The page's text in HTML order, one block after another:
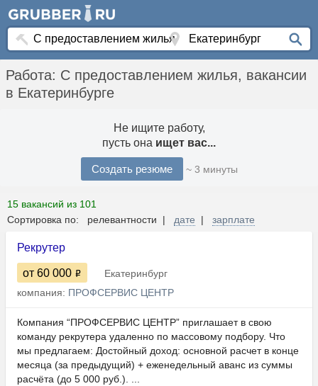
Работа: С предоставлением жилья, вакансии
в Екатеринбурге
Не ищите работу,
пусть она ищет вас...
Создать резюме ~ 3 минуты
15 вакансий из 101
Сортировка по: релевантности | дате | зарплате
Рекрутер
от 60 000
Екатеринбург
компания: ПРОФСЕРВИС ЦЕНТР
Компания “ПРОФСЕРВИС ЦЕНТР” приглашает в свою
команду рекрутера удаленно по массовому подбору. Что
мы предлагаем: Достойный доход: основной расчет в конце
месяца (за предыдущий) + еженедельный аванс из суммы
расчёта (до 5 000 руб.). ...